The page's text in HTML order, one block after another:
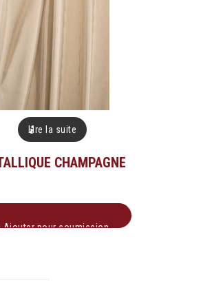
Lire la suite
CHAMPAGNE
Ajouter pour soumission